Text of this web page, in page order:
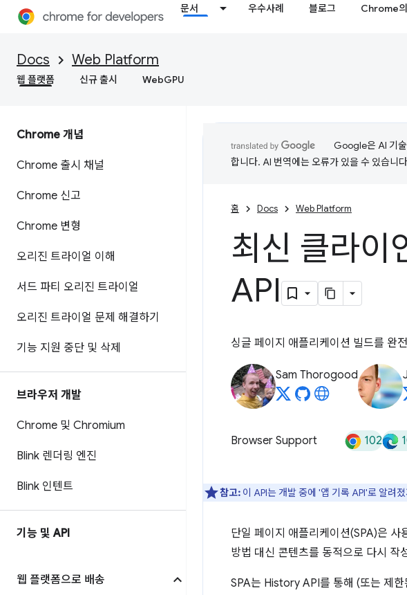
문서 우수사례 블로그 Chrome의
Docs Web Platform
웹 플랫폼 신규 출시 WebGPU
Chrome 개념
Chrome 출시 채널
Chrome 신고
Chrome 변형
오리진 트라이얼 이해
서드 파티 오리진 트라이얼
오리진 트라이얼 문제 해결하기
기능 지원 중단 및 삭제
브라우저 개발
Chrome 및 Chromium
Blink 렌더링 엔진
Blink 인텐트
기능 및 API
웹 플랫폼으로 배송
Google은 AI 기술
합니다. AI 번역에는 오류가 있을 수 있습니
홈 Docs Web Platform
최신 클라
API
싱글 페이지 애플리케이션 빌드를 완
Sam Thorogood
Browser Support 102
참고: 이 API는 개발 중에 '앱 기록 API'로 알려
단일 페이지 애플리케이션(SPA)은
방법 대신 콘텐츠를 동적으로 다시 작
SPA는 History API를 통해 (또는 제